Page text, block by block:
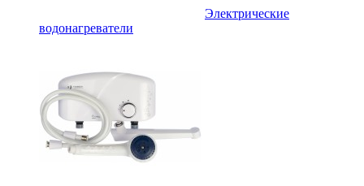
Электрические
водонагреватели